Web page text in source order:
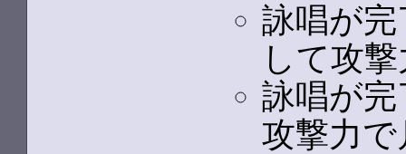
詠唱が
して攻
詠唱が
攻撃力